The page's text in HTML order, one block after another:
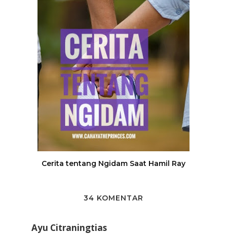
Cerita tentang Ngidam Saat Hamil Ray
34 KOMENTAR
Ayu Citraningtias